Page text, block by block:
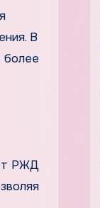
В
более
РЖД